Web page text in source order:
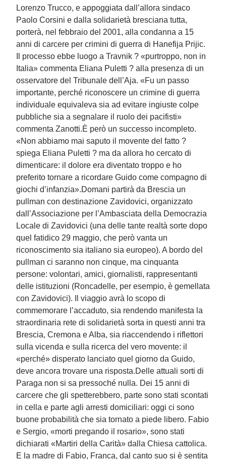
Lorenzo Trucco, e appoggiata dall’allora sindaco
Paolo Corsini e dalla solidarietà bresciana tutta,
porterà, nel febbraio del 2001, alla condanna a 15
anni di carcere per crimini di guerra di Hanefija Prijic.
Il processo ebbe luogo a Travnik ? «purtroppo, non in
Italia» commenta Eliana Puletti ? alla presenza di un
osservatore del Tribunale dell’Aja. «Fu un passo
importante, perché riconoscere un crimine di guerra
individuale equivaleva sia ad evitare ingiuste colpe
pubbliche sia a segnalare il ruolo dei pacifisti»
commenta Zanotti.È però un successo incompleto.
«Non abbiamo mai saputo il movente del fatto ?
spiega Eliana Puletti ? ma da allora ho cercato di
dimenticare: il dolore era diventato troppo e ho
preferito tornare a ricordare Guido come compagno di
giochi d’infanzia».Domani partirà da Brescia un
pullman con destinazione Zavidovici, organizzato
dall’Associazione per l’Ambasciata della Democrazia
Locale di Zavidovici (una delle tante realtà sorte dopo
quel fatidico 29 maggio, che però vanta un
riconoscimento sia italiano sia europeo). A bordo del
pullman ci saranno non cinque, ma cinquanta
persone: volontari, amici, giornalisti, rappresentanti
delle istituzioni (Roncadelle, per esempio, è gemellata
con Zavidovici). Il viaggio avrà lo scopo di
commemorare l’accaduto, sia rendendo manifesta la
straordinaria rete di solidarietà sorta in questi anni tra
Brescia, Cremona e Alba, sia riaccendendo i riflettori
sulla vicenda e sulla ricerca del vero movente: il
«perché» disperato lanciato quel giorno da Guido,
deve ancora trovare una risposta.Delle attuali sorti di
Paraga non si sa pressoché nulla. Dei 15 anni di
carcere che gli spetterebbero, parte sono stati scontati
in cella e parte agli arresti domiciliari: oggi ci sono
buone probabilità che sia tornato a piede libero. Fabio
e Sergio, «morti pregando il rosario», sono stati
dichiarati «Martiri della Carità» dalla Chiesa cattolica.
E la madre di Fabio, Franca, dal canto suo si è sentita